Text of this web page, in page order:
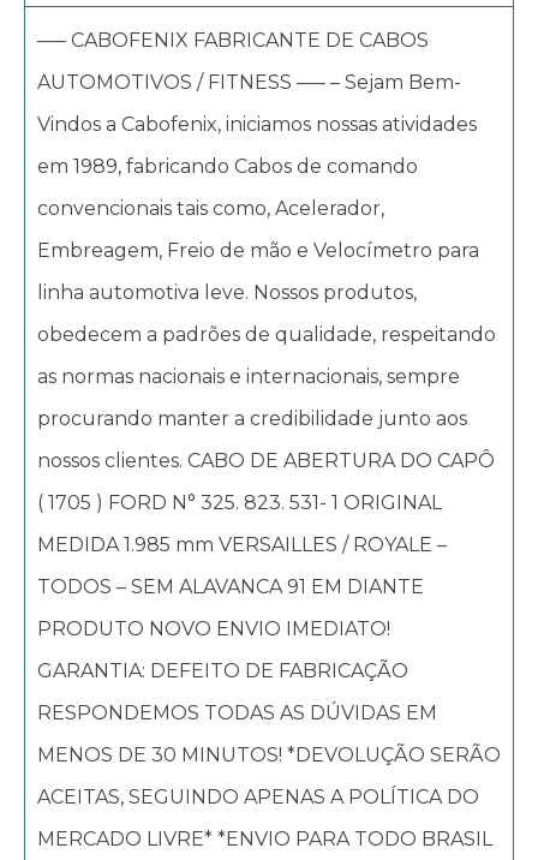
—– CABOFENIX FABRICANTE DE CABOS
AUTOMOTIVOS / FITNESS —– – Sejam Bem-
Vindos a Cabofenix, iniciamos nossas atividades
em 1989, fabricando Cabos de comando
convencionais tais como, Acelerador,
Embreagem, Freio de mão e Velocímetro para
linha automotiva leve. Nossos produtos,
obedecem a padrões de qualidade, respeitando
as normas nacionais e internacionais, sempre
procurando manter a credibilidade junto aos
nossos clientes. CABO DE ABERTURA DO CAPÔ
( 1705 ) FORD N° 325. 823. 531- 1 ORIGINAL
MEDIDA 1.985 mm VERSAILLES / ROYALE –
TODOS – SEM ALAVANCA 91 EM DIANTE
PRODUTO NOVO ENVIO IMEDIATO!
GARANTIA: DEFEITO DE FABRICAÇÃO
RESPONDEMOS TODAS AS DÚVIDAS EM
MENOS DE 30 MINUTOS! *DEVOLUÇÃO SERÃO
ACEITAS, SEGUINDO APENAS A POLÍTICA DO
MERCADO LIVRE* *ENVIO PARA TODO BRASIL